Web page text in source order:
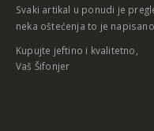
Svaki artikal u ponudi je
neka oštećenja to je
Kupujte jeftino i kvalitetno,
Vaš Šifonjer